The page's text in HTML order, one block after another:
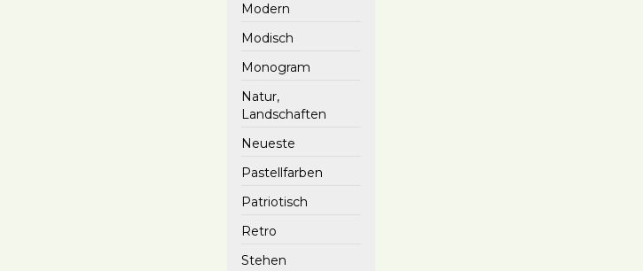
Modern
Modisch
Monogram
Natur,
Landschaften
Neueste
Pastellfarben
Patriotisch
Retro
Stehen